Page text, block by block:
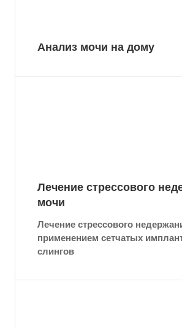
Анализ мочи на дому
Лечение стрессового
мочи
Лечение стрессового
применением сетчатых
слингов